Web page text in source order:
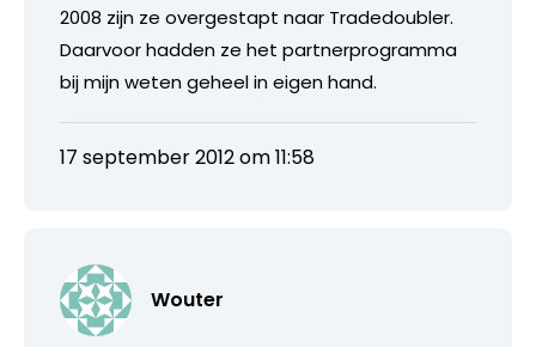
2008 zijn ze overgestapt naar Tradedoubler.
Daarvoor hadden ze het partnerprogramma
bij mijn weten geheel in eigen hand.
17 september 2012 om 11:58
Wouter